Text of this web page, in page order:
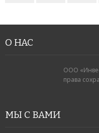
ТОВАРЫ ДЛЯ
ТОВАРЫ ДЛЯ ПЛЯЖА
О НАС
ООО
права
МЫ С ВАМИ